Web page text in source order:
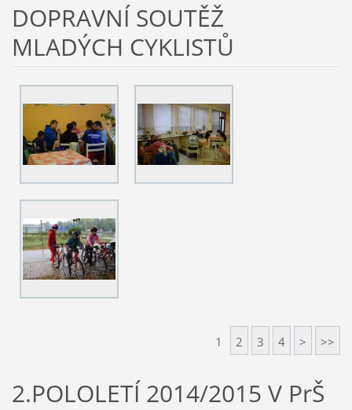
DOPRAVNÍ SOUTĚŽ
MLADÝCH CYKLISTŮ
1 2 3 4 > >>
2.POLOLETÍ 2014/2015 V PrŠ